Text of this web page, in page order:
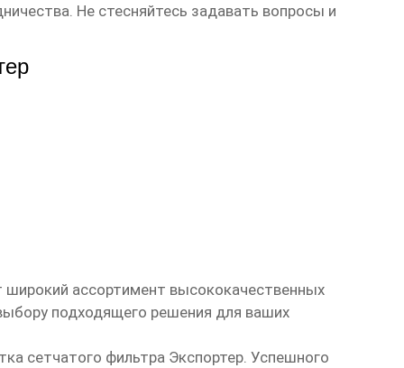
Не стесняйтесь задавать вопросы и
широкий ассортимент высококачественных
подходящего решения для ваших
сетчатого фильтра Экспортер. Успешного